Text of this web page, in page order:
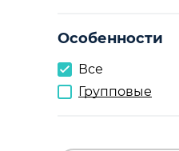
Особенности
Все
Групповые